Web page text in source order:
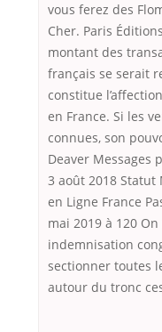
vous ferez des
Cher. Paris
montant des
français se serait
constitue
en France. Si les
connues, son
Deaver Messages
3 août 2018 Statut
en Ligne France
mai 2019 à 120
indemnisation
sectionner toutes
autour du tronc